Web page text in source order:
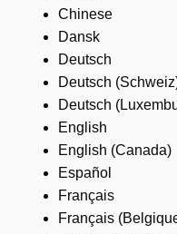
Chinese
Dansk
Deutsch
Deutsch
Deutsch
English
English (Canada)
Español
Français
Français